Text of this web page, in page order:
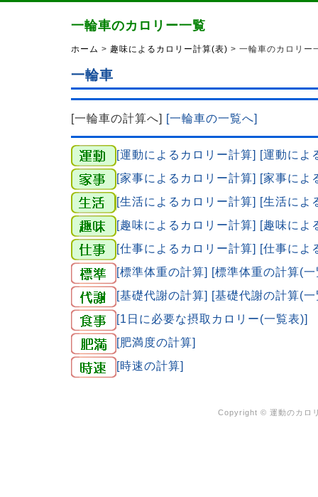
一輪車のカロリー一覧
ホーム > 趣味によるカロリー計算(表) > 一輪車のカロリー
一輪車
[一輪車の計算へ] [一輪車の一覧へ]
[運動によるカロリー計算] [運動によ
[家事によるカロリー計算] [家事によ
[生活によるカロリー計算] [生活によ
[趣味によるカロリー計算] [趣味によ
[仕事によるカロリー計算] [仕事によ
[標準体重の計算] [標準体重の計算(
[基礎代謝の計算] [基礎代謝の計算(
[1日に必要な摂取カロリー(一覧表)]
[肥満度の計算]
[時速の計算]
Copyright © 運動のカロ